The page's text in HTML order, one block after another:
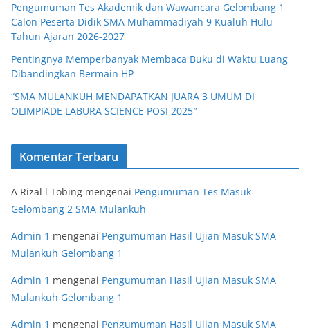
Pengumuman Tes Akademik dan Wawancara Gelombang 1
Calon Peserta Didik SMA Muhammadiyah 9 Kualuh Hulu
Tahun Ajaran 2026-2027
Pentingnya Memperbanyak Membaca Buku di Waktu Luang
Dibandingkan Bermain HP
“SMA MULANKUH MENDAPATKAN JUARA 3 UMUM DI
OLIMPIADE LABURA SCIENCE POSI 2025″
Komentar Terbaru
A Rizal l Tobing mengenai Pengumuman Tes Masuk
Gelombang 2 SMA Mulankuh
Admin 1 mengenai Pengumuman Hasil Ujian Masuk SMA
Mulankuh Gelombang 1
Admin 1 mengenai Pengumuman Hasil Ujian Masuk SMA
Mulankuh Gelombang 1
Admin 1 mengenai Pengumuman Hasil Ujian Masuk SMA